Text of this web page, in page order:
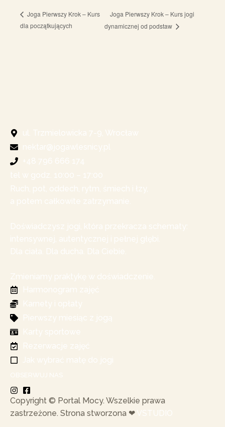
Joga Pierwszy Krok – Kurs
dla początkujących
Joga Pierwszy Krok – Kurs jogi
dynamicznej od podstaw
Copyright © Portal Mocy. Wszelkie prawa
zastrzeżone. Strona stworzona ❤︎